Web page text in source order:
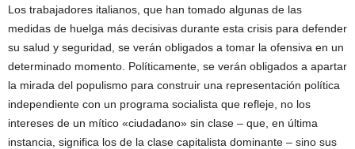
Los trabajadores italianos, que han tomado algunas de las
medidas de huelga más decisivas durante esta crisis para defender
su salud y seguridad, se verán obligados a tomar la ofensiva en un
determinado momento. Políticamente, se verán obligados a apartar
la mirada del populismo para construir una representación política
independiente con un programa socialista que refleje, no los
intereses de un mítico «ciudadano» sin clase – que, en última
instancia, significa los de la clase capitalista dominante – sino sus